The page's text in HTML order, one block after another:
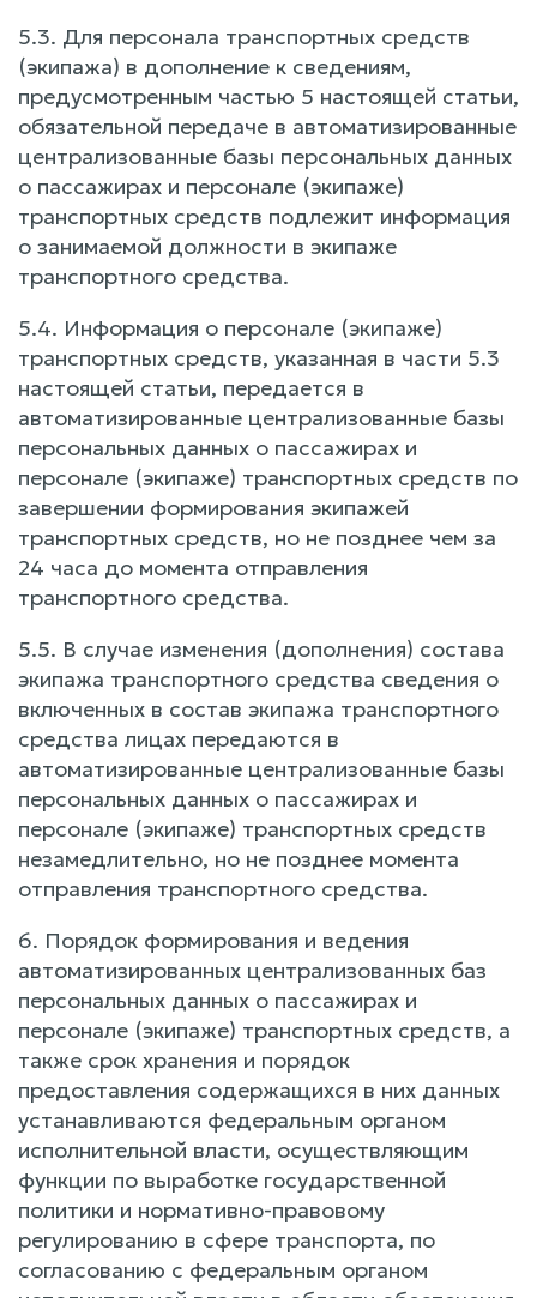
5.3. Для персонала транспортных средств
(экипажа) в дополнение к сведениям,
предусмотренным частью 5 настоящей статьи,
обязательной передаче в автоматизированные
централизованные базы персональных данных
о пассажирах и персонале (экипаже)
транспортных средств подлежит информация
о занимаемой должности в экипаже
транспортного средства.
5.4. Информация о персонале (экипаже)
транспортных средств, указанная в части 5.3
настоящей статьи, передается в
автоматизированные централизованные базы
персональных данных о пассажирах и
персонале (экипаже) транспортных средств по
завершении формирования экипажей
транспортных средств, но не позднее чем за
24 часа до момента отправления
транспортного средства.
5.5. В случае изменения (дополнения) состава
экипажа транспортного средства сведения о
включенных в состав экипажа транспортного
средства лицах передаются в
автоматизированные централизованные базы
персональных данных о пассажирах и
персонале (экипаже) транспортных средств
незамедлительно, но не позднее момента
отправления транспортного средства.
6. Порядок формирования и ведения
автоматизированных централизованных баз
персональных данных о пассажирах и
персонале (экипаже) транспортных средств, а
также срок хранения и порядок
предоставления содержащихся в них данных
устанавливаются федеральным органом
исполнительной власти, осуществляющим
функции по выработке государственной
политики и нормативно-правовому
регулированию в сфере транспорта, по
согласованию с федеральным органом